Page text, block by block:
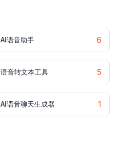
AI语音助手 6
语音转文本工具 5
AI语音聊天生成器 1